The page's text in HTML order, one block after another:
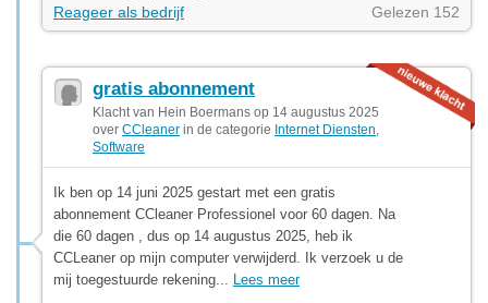
Reageer als bedrijf
Gelezen 152
gratis abonnement
Klacht van Hein Boermans op 14 augustus 2025
over CCleaner in de categorie Internet Diensten
Software
Ik ben op 14 juni 2025 gestart met een gratis
abonnement CCleaner Professionel voor 60 dagen. Na
die 60 dagen , dus op 14 augustus 2025, heb ik
CCLeaner op mijn computer verwijderd. Ik verzoek u de
mij toegestuurde rekening... Lees meer